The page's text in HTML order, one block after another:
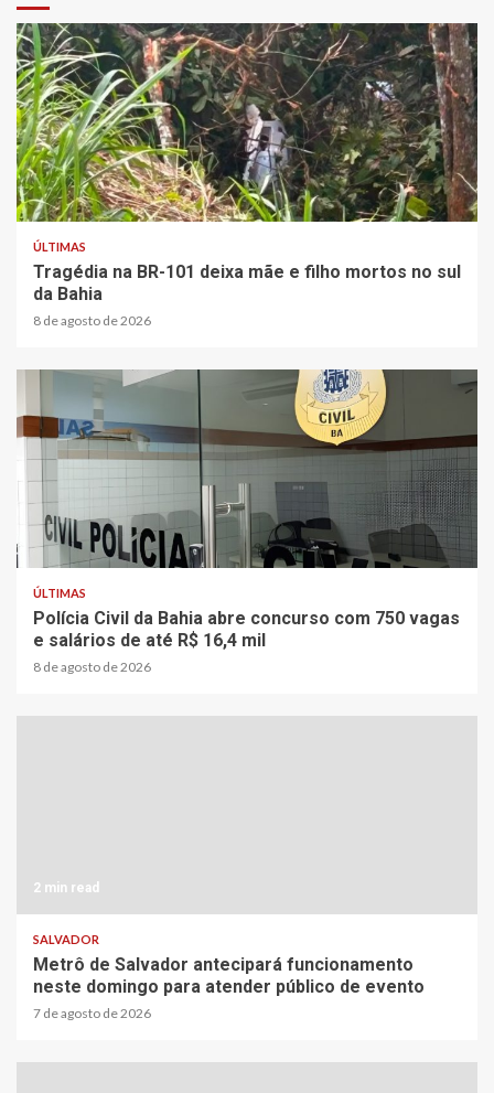
2 min read
ÚLTIMAS
Tragédia na BR-101 deixa mãe e filho mortos no sul
da Bahia
8 de agosto de 2026
2 min read
ÚLTIMAS
Polícia Civil da Bahia abre concurso com 750 vagas
e salários de até R$ 16,4 mil
8 de agosto de 2026
2 min read
SALVADOR
Metrô de Salvador antecipará funcionamento
neste domingo para atender público de evento
7 de agosto de 2026